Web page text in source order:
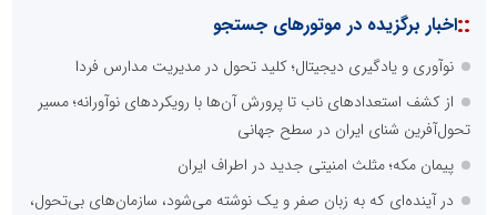
::اخبار برگزیده در موتورهای جستجو
نوآوری و یادگیری دیجیتال؛ کلید تحول در مدیریت مدارس فردا
از کشف استعدادهای ناب تا پرورش آن‌ها با رویکردهای نوآورانه؛ مسیر
تحول‌آفرین شنای ایران در سطح جهانی
پیمان مکه؛ مثلث امنیتی جدید در اطراف ایران
در آینده‌ای که به زبان صفر و یک نوشته می‌شود، سازمان‌های بی‌تحول،